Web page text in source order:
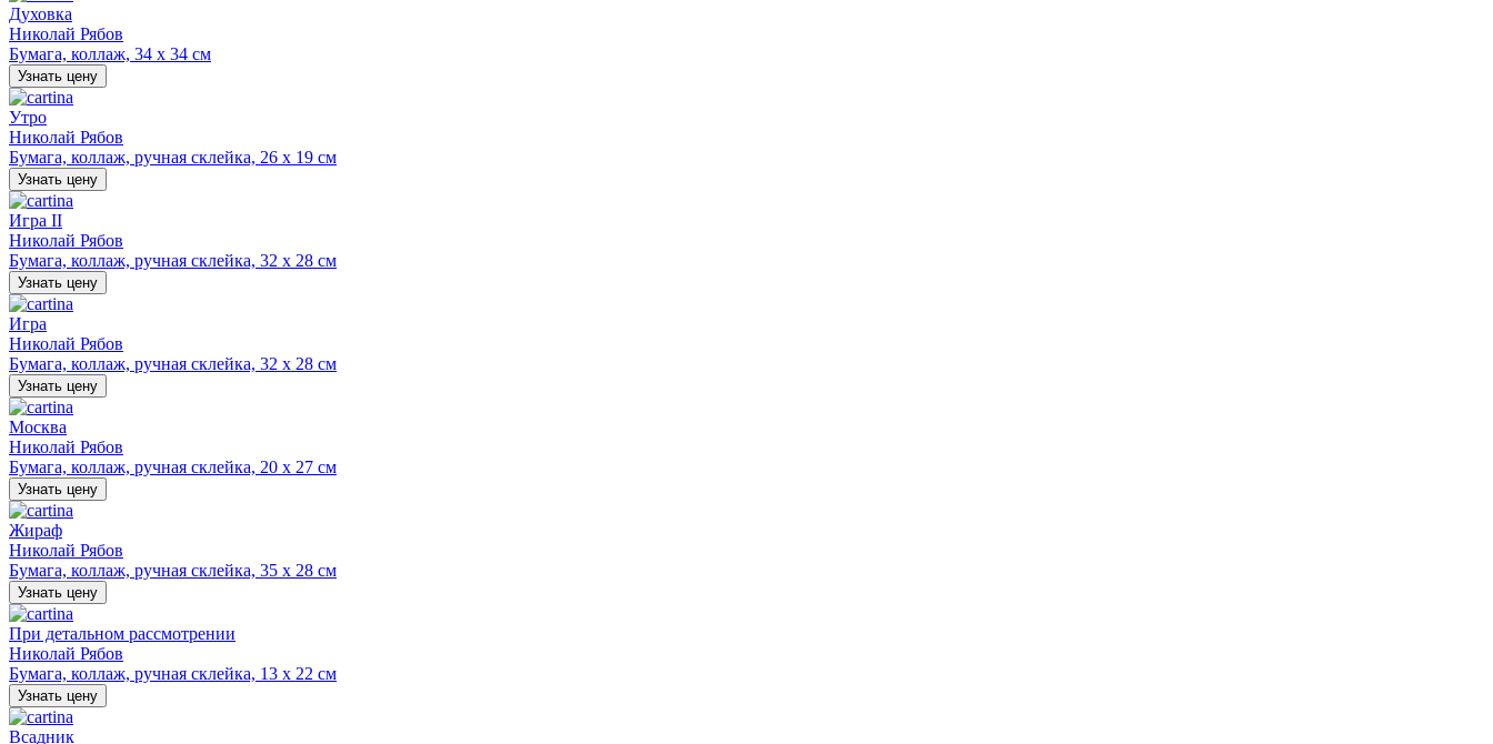
Духовка
Николай Рябов
Бумага, коллаж, 34 х 34 см
Узнать цену
Утро
Николай Рябов
Бумага, коллаж, ручная склейка, 26 х 19 см
Узнать цену
Игра II
Николай Рябов
Бумага, коллаж, ручная склейка, 32 х 28 см
Узнать цену
Игра
Николай Рябов
Бумага, коллаж, ручная склейка, 32 х 28 см
Узнать цену
Москва
Николай Рябов
Бумага, коллаж, ручная склейка, 20 х 27 см
Узнать цену
Жираф
Николай Рябов
Бумага, коллаж, ручная склейка, 35 х 28 см
Узнать цену
При детальном рассмотрении
Николай Рябов
Бумага, коллаж, ручная склейка, 13 х 22 см
Узнать цену
Всадник